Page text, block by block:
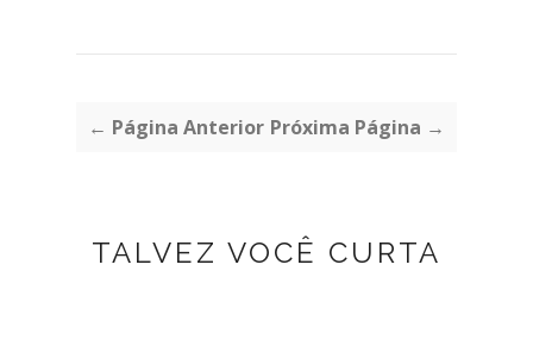
← Página Anterior Próxima Página →
TALVEZ VOCÊ CURTA